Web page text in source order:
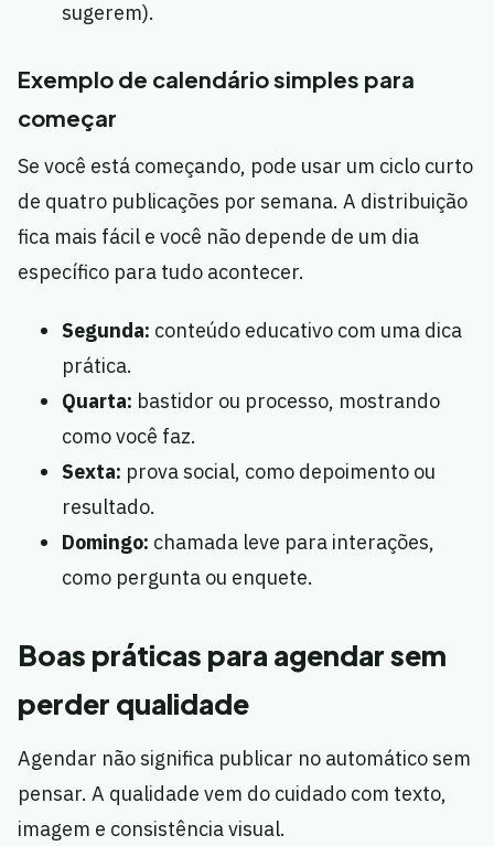
sugerem).
Exemplo de calendário simples para
começar
Se você está começando, pode usar um ciclo curto
de quatro publicações por semana. A distribuição
fica mais fácil e você não depende de um dia
específico para tudo acontecer.
Segunda: conteúdo educativo com uma dica
prática.
Quarta: bastidor ou processo, mostrando
como você faz.
Sexta: prova social, como depoimento ou
resultado.
Domingo: chamada leve para interações,
como pergunta ou enquete.
Boas práticas para agendar sem
perder qualidade
Agendar não significa publicar no automático sem
pensar. A qualidade vem do cuidado com texto,
imagem e consistência visual.